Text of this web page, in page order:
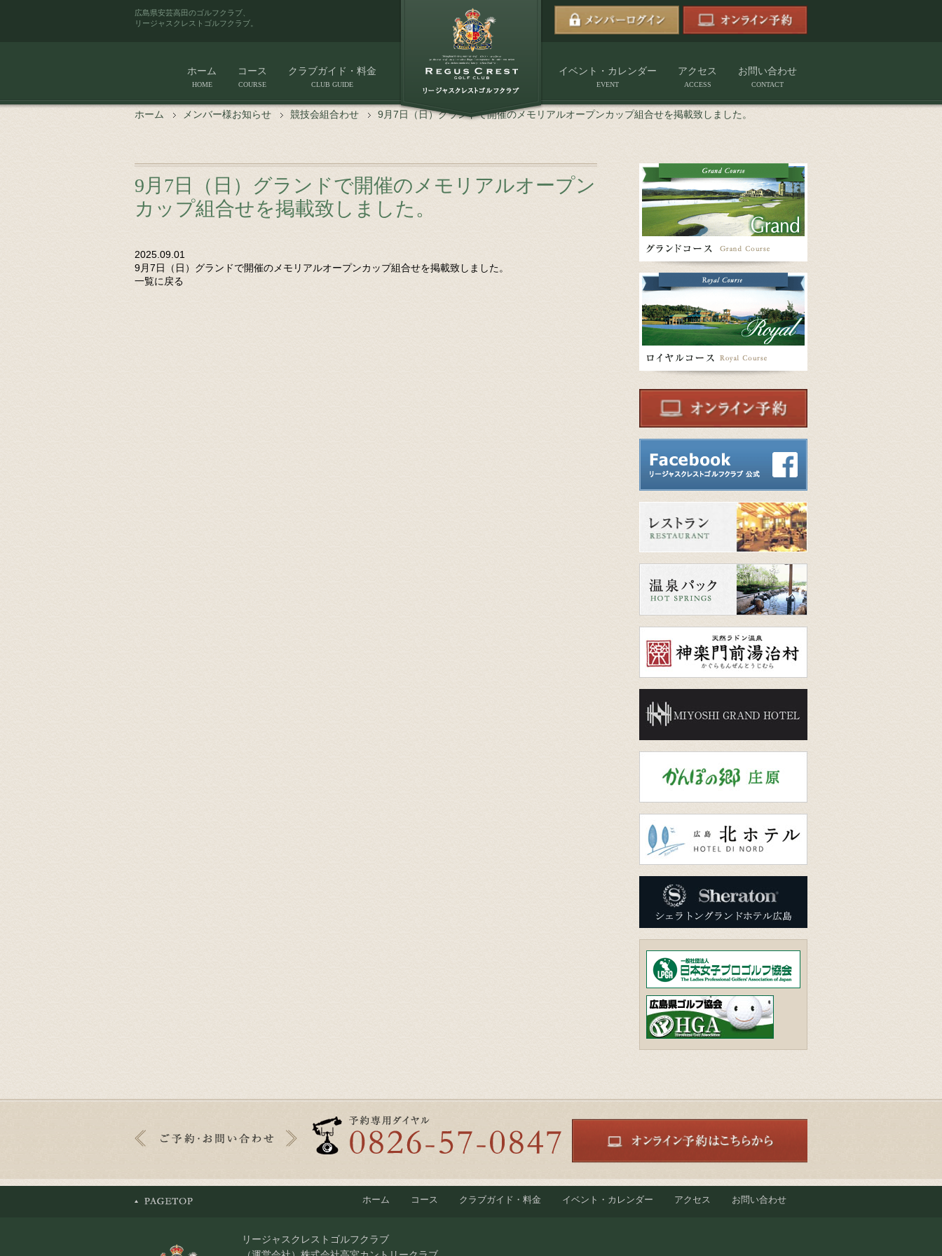
広島県安芸高田のゴルフクラブ、
リージャスクレストゴルフクラブ。
ホーム
HOME
コース
COURSE
クラブガイド・料金
CLUB GUIDE
イベント・カレンダー
EVENT
アクセス
ACCESS
お問い合わせ
CONTACT
ホーム メンバー様お知らせ 競技会組合わせ 9月7日（日）グランドで開催のメモリアルオープンカップ組合せを掲載致しました。
9月7日（日）グランドで開催のメモリアルオープン
カップ組合せを掲載致しました。
2025.09.01
9月7日（日）グランドで開催のメモリアルオープンカップ組合せを掲載致しました。
一覧に戻る
ホーム コース クラブガイド・料金 イベント・カレンダー アクセス お問い合わせ
リージャスクレストゴルフクラブ